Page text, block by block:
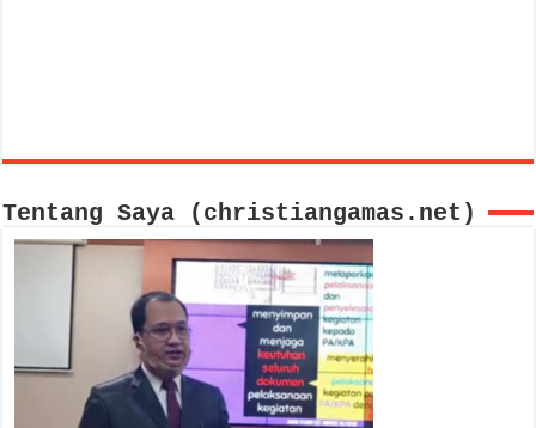
Tentang Saya (christiangamas.net)